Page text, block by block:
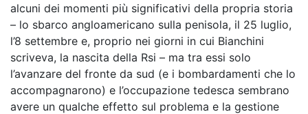
alcuni dei momenti più significativi della propria storia
– lo sbarco angloamericano sulla penisola, il 25 luglio,
l’8 settembre e, proprio nei giorni in cui Bianchini
scriveva, la nascita della Rsi – ma tra essi solo
l’avanzare del fronte da sud (e i bombardamenti che lo
accompagnarono) e l’occupazione tedesca sembrano
avere un qualche effetto sul problema e la gestione